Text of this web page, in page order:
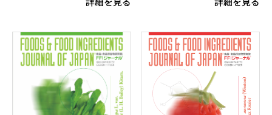
詳細を見る